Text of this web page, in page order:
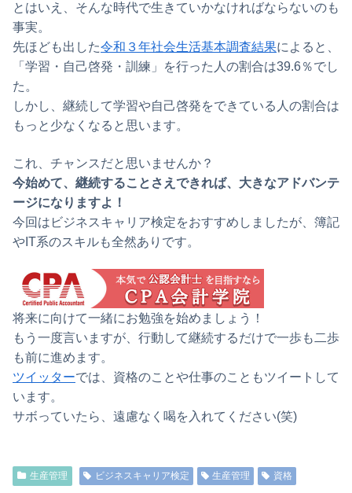
とはいえ、そんな時代で生きていかなければならないのも
事実。
先ほども出した令和３年社会生活基本調査結果によると、
「学習・自己啓発・訓練」を行った人の割合は39.6％でし
た。
しかし、継続して学習や自己啓発をできている人の割合は
もっと少なくなると思います。
これ、チャンスだと思いませんか？
今始めて、継続することさえできれば、大きなアドバンテ
ージになりますよ！
今回はビジネスキャリア検定をおすすめしましたが、簿記
やIT系のスキルも全然ありです。
将来に向けて一緒にお勉強を始めましょう！
もう一度言いますが、行動して継続するだけで一歩も二歩
も前に進めます。
ツイッターでは、資格のことや仕事のこともツイートして
います。
サボっていたら、遠慮なく喝を入れてください(笑)
生産管理 ビジネスキャリア検定 生産管理 資格